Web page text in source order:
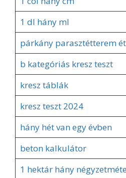
1 dl hány ml
párkány parasztétterem
b kategóriás kresz teszt
kresz táblák
kresz teszt 2024
hány hét van egy évben
beton kalkulátor
1 hektár hány